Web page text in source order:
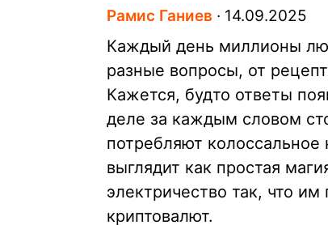
Рамис Ганиев ∙ 14.09.2025
Каждый день миллионы
разные вопросы, от
Кажется, будто ответы
деле за каждым словом
потребляют колоссальное
выглядит как простая
электричество так, что
криптовалют.